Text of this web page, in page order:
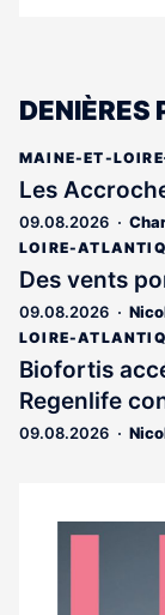
DENIÈRES
MAINE-ET-LOIRE
Les
09.08.2026
LOIRE-
Des vents
09.08.2026
LOIRE-
Biofortis
Regenlife
09.08.2026
Notre